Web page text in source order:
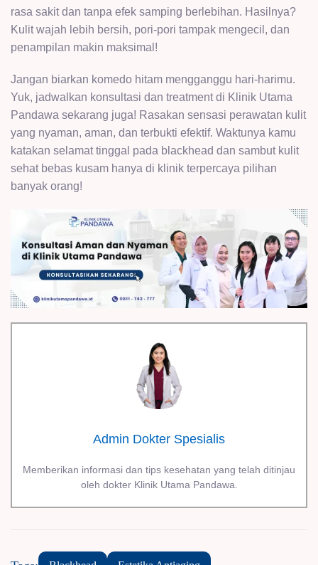
rasa sakit dan tanpa efek samping berlebihan. Hasilnya?
Kulit wajah lebih bersih, pori-pori tampak mengecil, dan
penampilan makin maksimal!
Jangan biarkan komedo hitam mengganggu hari-harimu.
Yuk, jadwalkan konsultasi dan treatment di Klinik Utama
Pandawa sekarang juga! Rasakan sensasi perawatan kulit
yang nyaman, aman, dan terbukti efektif. Waktunya kamu
katakan selamat tinggal pada blackhead dan sambut kulit
sehat bebas kusam hanya di klinik terpercaya pilihan
banyak orang!
Admin Dokter Spesialis
Memberikan informasi dan tips kesehatan yang telah ditinjau
oleh dokter Klinik Utama Pandawa.